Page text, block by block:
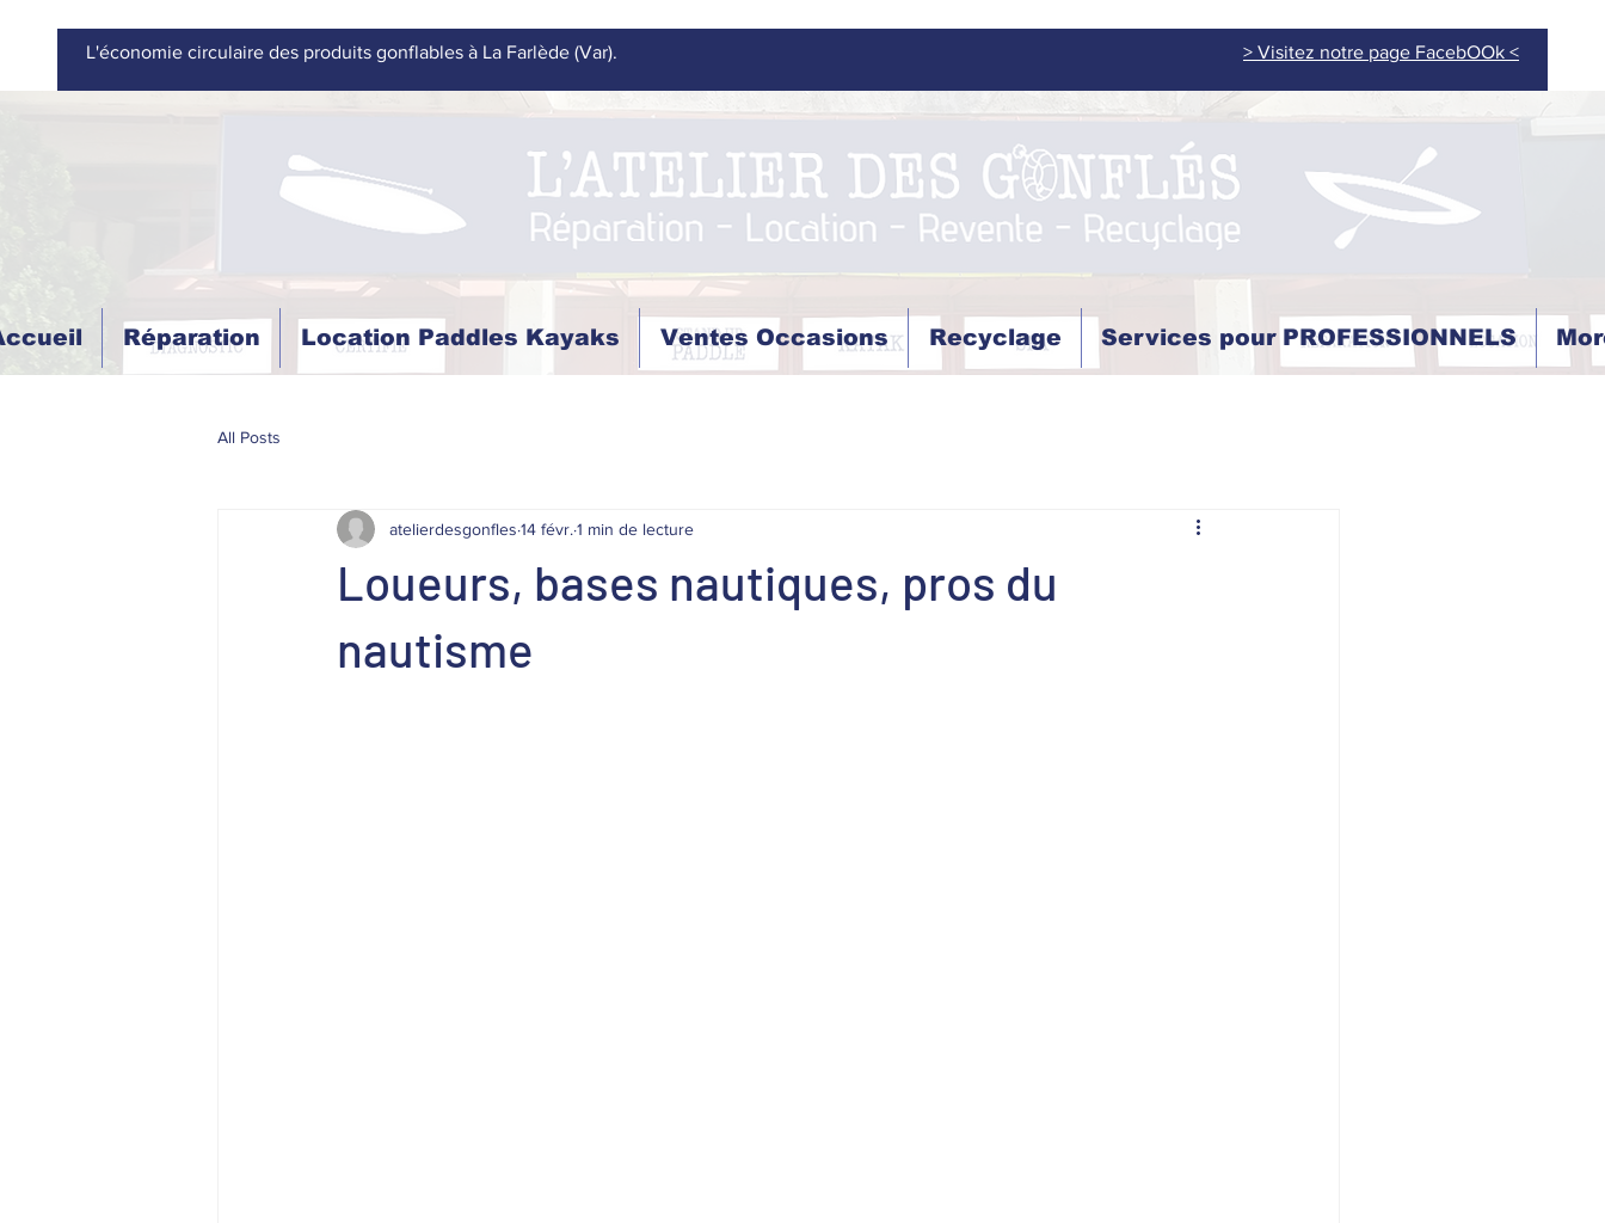
L'économie circulaire des produits gonflables à La Farlède (Var). > Visitez notre page FacebOOk <
Réparation Location Paddles Kayaks Ventes Occasions Recyclage Services pour PROFESSIONNELS
All Posts
Loueurs, bases nautiques, pros du
nautisme
atelierdesgonfles 14 févr. 1 min de lecture